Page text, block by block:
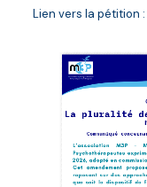
Lien vers la pétition :